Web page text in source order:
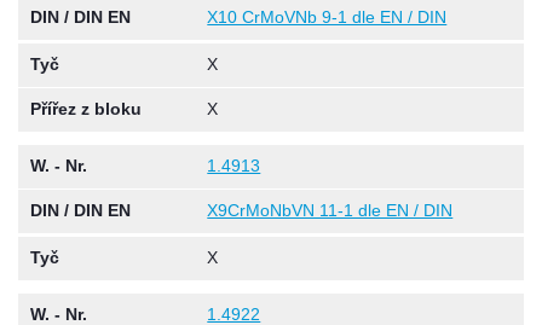
DIN / DIN EN X10 CrMoVNb 9-1 dle EN / DIN
Tyč X
Přířez z bloku X
W. - Nr. 1.4913
DIN / DIN EN X9CrMoNbVN 11-1 dle EN / DIN
Tyč X
W. - Nr. 1.4922